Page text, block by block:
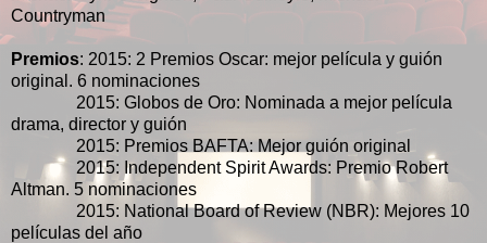
Countryman
Premios: 2015: 2 Premios Oscar: mejor película y guión
original. 6 nominaciones
2015: Globos de Oro: Nominada a mejor película
drama, director y guión
2015: Premios BAFTA: Mejor guión original
2015: Independent Spirit Awards: Premio Robert
Altman. 5 nominaciones
2015: National Board of Review (NBR): Mejores 10
películas del año